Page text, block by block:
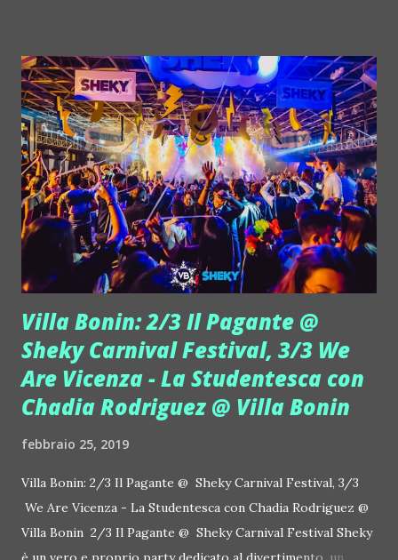
spesso possesso del Cocoricò di Riccione, per non parlare
dei loro party al Beach Club - Versilia insieme allo staff del
Tenax e del loro recente evento al CAMeC, il Centro Arte
Moderna e Contemporanea di La Spezia... King Joshua &
Diego Donati , dj resident e e creatori di IDOL , torneranno
in console ogni settimana all'Eden, e insieme a loro, per ben
15 settimane, il ritmo sarà eccellente, grazie ad una
selezione di dj gu...
Villa Bonin: 2/3 Il Pagante @
Sheky Carnival Festival, 3/3 We
Are Vicenza - La Studentesca con
Chadia Rodriguez @ Villa Bonin
febbraio 25, 2019
Villa Bonin: 2/3 Il Pagante @ Sheky Carnival Festival, 3/3
We Are Vicenza - La Studentesca con Chadia Rodriguez @
Villa Bonin 2/3 Il Pagante @ Sheky Carnival Festival Sheky